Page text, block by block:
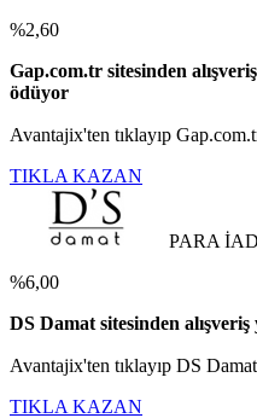
%2,60
Gap.com.tr sitesinden
ödüyor
Avantajix'ten tıklayıp
TIKLA KAZAN
PARA
%6,00
DS Damat sitesinden
Avantajix'ten tıklayıp DS
TIKLA KAZAN